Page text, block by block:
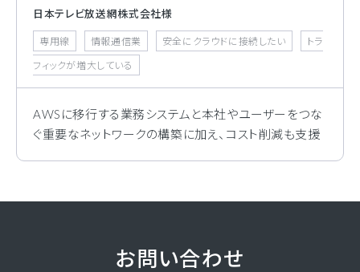
日本テレビ放送網株式会社様
専用線 情報通信業 安全にクラウドに接続したい
トラ
フィックが増大している
AWSに移行する業務システムと本社やユーザーをつな
ぐ重要なネットワークの構築に加え、コスト削減も支援
お問い合わせ